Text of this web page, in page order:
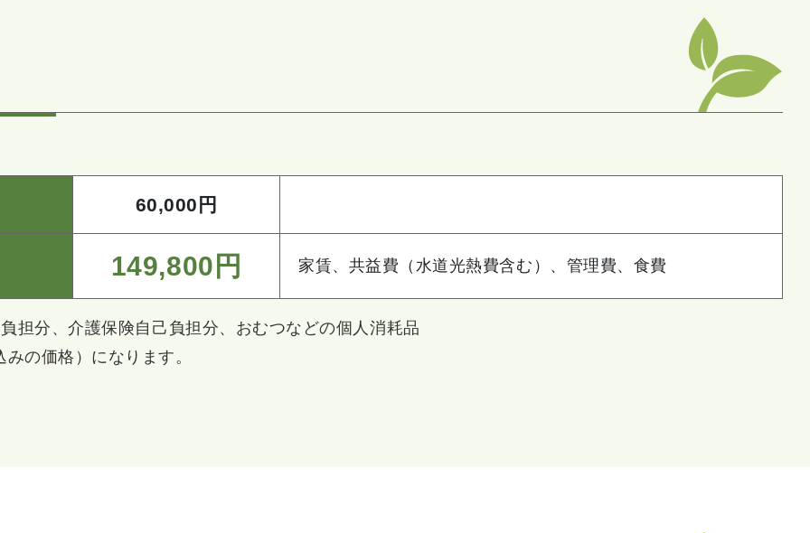
60,000円
149,800円 家賃、共益費（水道光熱費含む）、管理費、食費
担分、介護保険自己負担分、おむつなどの個人消耗品
の価格）になります。